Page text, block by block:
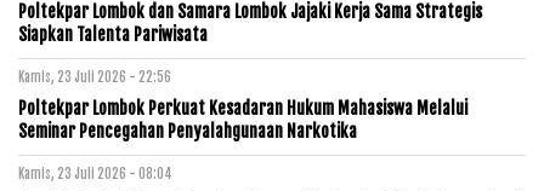
Poltekpar Lombok dan Samara Lombok Jajaki Kerja Sama Strategis
Siapkan Talenta Pariwisata
Kamis, 23 Juli 2026 - 22:56
Poltekpar Lombok Perkuat Kesadaran Hukum Mahasiswa Melalui
Seminar Pencegahan Penyalahgunaan Narkotika
Kamis, 23 Juli 2026 - 08:04